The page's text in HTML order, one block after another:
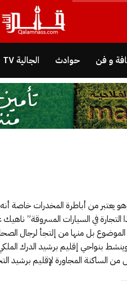
و فن حوادث الجالية TV
من أباطرة المخدرات خاصة أنه
في السيارات المسروقة”
بل منها من إلتجأ لرجال
بنواحي إقليم برشيد الدرك
المجاورة لإقليم برشيد